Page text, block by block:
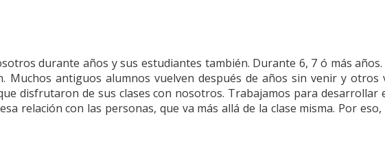
durante años y sus estudiantes también. Durante 6, 7 ó más
Muchos antiguos alumnos vuelven después de años sin venir y
disfrutaron de sus clases con nosotros. Trabajamos para desarrollar
relación con las personas, que va más allá de la clase misma. Por